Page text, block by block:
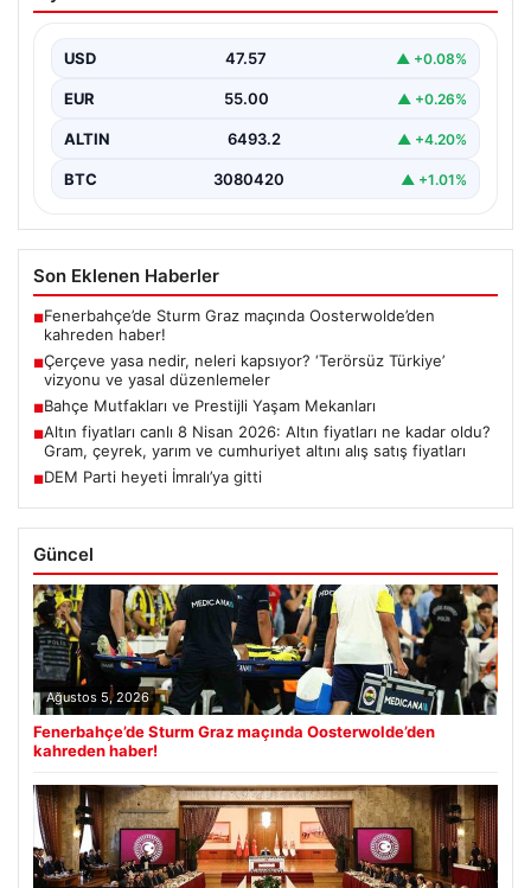
Hukuk ve yasama alanında sıkça karşılaşılan önemli
USD 47.57 ▲ +0.08%
EUR 55.00 ▲ +0.26%
ALTIN 6493.2 ▲ +4.20%
BTC 3080420 ▲ +1.01%
Son Eklenen Haberler
■Fenerbahçe’de Sturm Graz maçında Oosterwolde’den
kahreden haber!
■Çerçeve yasa nedir, neleri kapsıyor? ‘Terörsüz Türkiye’
vizyonu ve yasal düzenlemeler
■Bahçe Mutfakları ve Prestijli Yaşam Mekanları
■Altın fiyatları canlı 8 Nisan 2026: Altın fiyatları ne kadar oldu?
Gram, çeyrek, yarım ve cumhuriyet altını alış satış fiyatları
■DEM Parti heyeti İmralı’ya gitti
Güncel
Ağustos 5, 2026
Fenerbahçe’de Sturm Graz maçında Oosterwolde’den
kahreden haber!